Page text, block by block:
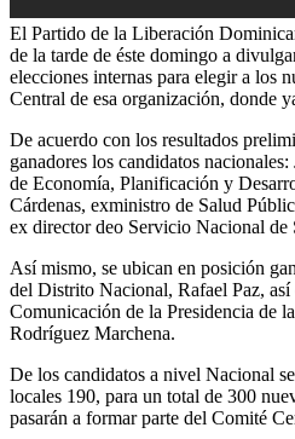
El Partido de la Liberación
de la tarde de éste domingo a
elecciones internas para elegir a los
Central de esa organización, donde
De acuerdo con los resultados
ganadores los candidatos
de Economía, Planificación y
Cárdenas, exministro de Salud
ex director deo Servicio Nacional de
Así mismo, se ubican en posición
del Distrito Nacional, Rafael Paz,
Comunicación de la Presidencia de
Rodríguez Marchena.
De los candidatos a nivel Nacional
locales 190, para un total de 300
pasarán a formar parte del Comité